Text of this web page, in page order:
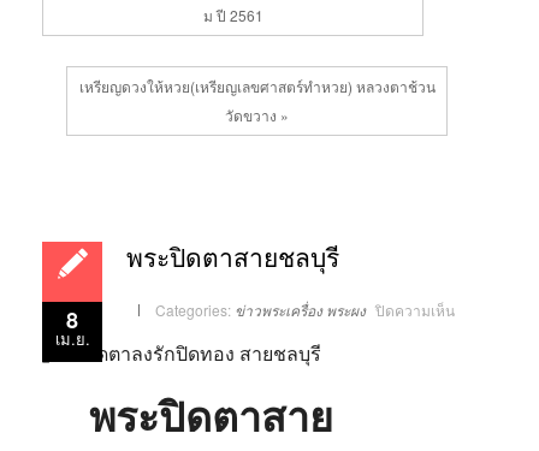
ม ปี 2561
เหรียญดวงให้หวย(เหรียญเลขศาสตร์ทำหวย) หลวงตาช้วน
วัดขวาง »
8
เม.ย.
พระปิดตาสายชลบุรี
Categories: ข่าวพระเครื่อง พระผง ปิดความเห็นบน
พระ
พระปิดตาสาย